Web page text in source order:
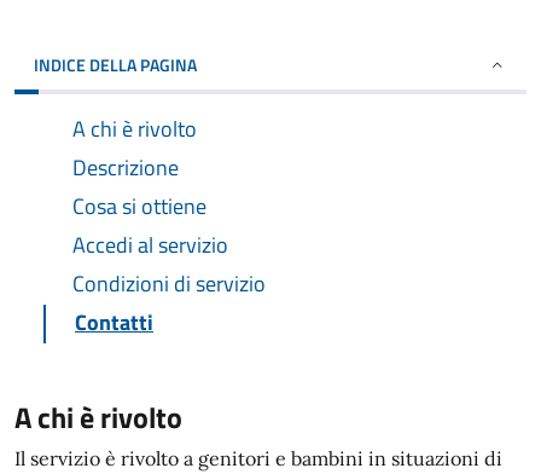
INDICE DELLA PAGINA
A chi è rivolto
Descrizione
Cosa si ottiene
Accedi al servizio
Condizioni di servizio
Contatti
A chi è rivolto
Il servizio è rivolto a genitori e bambini in situazioni di